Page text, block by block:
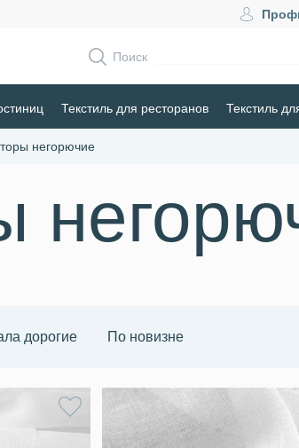
Поиск
Текстиль для ресторанов Текстиль
негорючие
дорогие По новизне